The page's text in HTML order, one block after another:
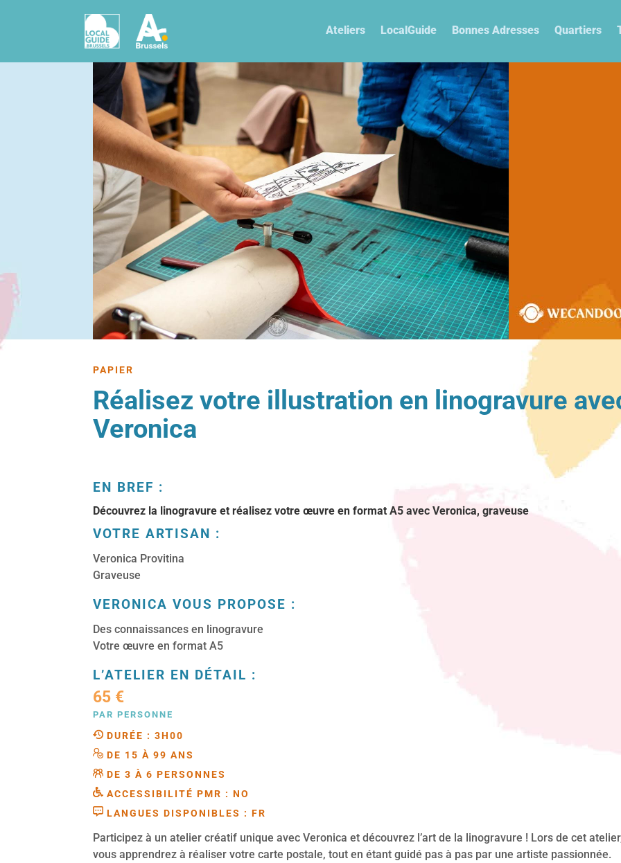
Ateliers LocalGuide Bonnes Adresses Quartiers
PAPIER
Réalisez votre illustration en linogravure
Veronica
EN BREF :
Découvrez la linogravure et réalisez votre œuvre en format A5 avec Veronica, graveuse
VOTRE ARTISAN :
Veronica Provitina
Graveuse
VERONICA VOUS PROPOSE :
Des connaissances en linogravure
Votre œuvre en format A5
L’ATELIER EN DÉTAIL :
65 €
PAR PERSONNE
DURÉE : 3H00
DE 15 À 99 ANS
DE 3 À 6 PERSONNES
ACCESSIBILITÉ PMR : NO
LANGUES DISPONIBLES : FR
Participez à un atelier créatif unique avec Veronica et découvrez l’art de la linogravure ! Lors de cet
vous apprendrez à réaliser votre carte postale, tout en étant guidé pas à pas par une artiste passionnée.